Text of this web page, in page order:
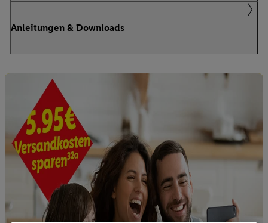
Anleitungen & Downloads